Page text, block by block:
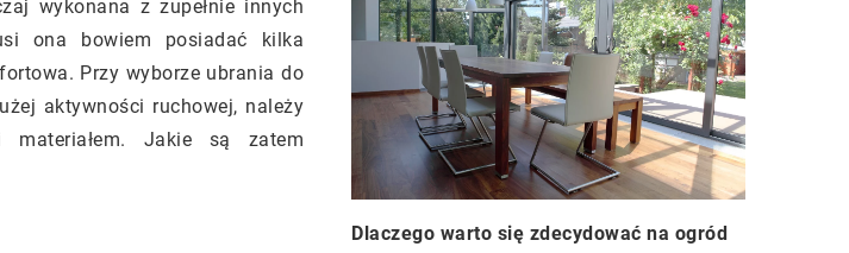
wykonana z zupełnie innych
ona bowiem posiadać kilka
Przy wyborze ubrania do
aktywności ruchowej, należy
Jakie są zatem
Dlaczego warto się zdecydować na ogród